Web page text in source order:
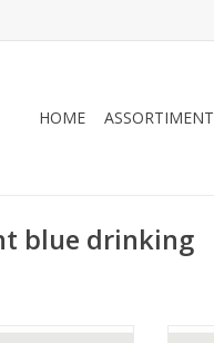
HOME ASSORTIMENT
blue drinking
Ice, lichtblauw,